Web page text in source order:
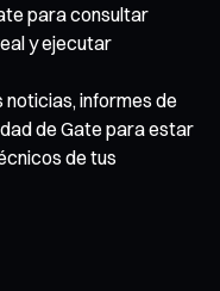
para consultar
y ejecutar
informes de
de Gate para estar
de tus